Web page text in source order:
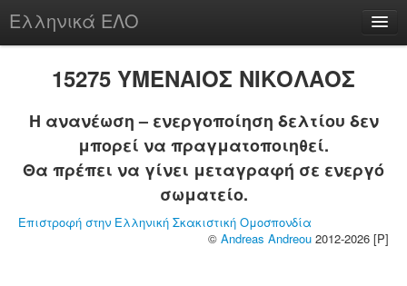
Ελληνικά ΕΛΟ
chesstu.be @ discord
Login
15275 ΥΜΕΝΑΙΟΣ ΝΙΚΟΛΑΟΣ
Η ανανέωση – ενεργοποίηση δελτίου δεν
μπορεί να πραγματοποιηθεί.
Θα πρέπει να γίνει μεταγραφή σε ενεργό
σωματείο.
Επιστροφή στην Ελληνική Σκακιστική Ομοσπονδία
© Andreas Andreou 2012-2026 [P]